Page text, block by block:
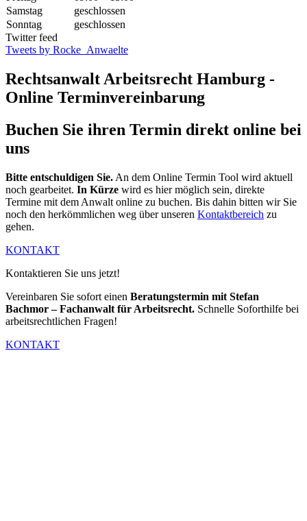
Samstag
geschlossen
Sonntag
geschlossen
Twitter feed
Tweets by Rocke_Anwaelte
Rechtsanwalt Arbeitsrecht Hamburg -
Online Terminvereinbarung
Buchen Sie ihren Termin direkt online bei
uns
Bitte entschuldigen Sie. An dem Online Termin Tool wird aktuell
noch gearbeitet. In Kürze wird es hier möglich sein, direkte
Termine mit dem Anwalt online zu buchen. Bis dahin bitten wir Sie
noch den herkömmlichen weg über unseren Kontaktbereich zu
gehen.
KONTAKT
Kontaktieren Sie uns jetzt!
Vereinbaren Sie sofort einen Beratungstermin mit Stefan
Bachmor – Fachanwalt für Arbeitsrecht. Schnelle Soforthilfe bei
arbeitsrechtlichen Fragen!
KONTAKT